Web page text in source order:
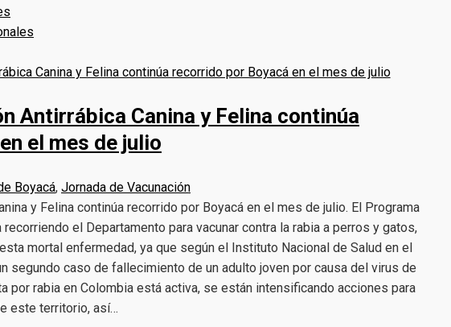
Antirrábica Canina y Felina continúa
el mes de julio
Boyacá, Jornada de Vacunación
y Felina continúa recorrido por Boyacá en el mes de julio. El Programa
el Departamento para vacunar contra la rabia a perros y gatos,
mortal enfermedad, ya que según el Instituto Nacional de Salud en el
segundo caso de fallecimiento de un adulto joven por causa del virus de
por rabia en Colombia está activa, se están intensificando acciones para
este territorio, así…